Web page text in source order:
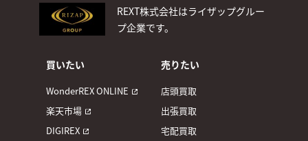
REXT株式会社はライザップグルー
プ企業です。
買いたい
WonderREX ONLINE
楽天市場
DIGIREX
売りたい
店頭買取
出張買取
宅配買取